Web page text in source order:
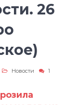
26
Новости
1